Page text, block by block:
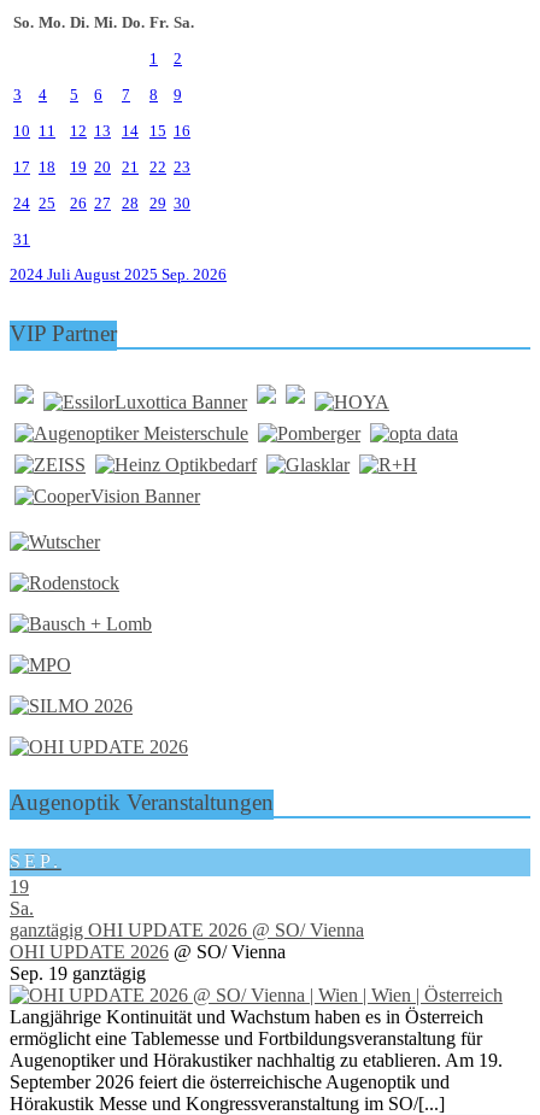
So. Mo. Di. Mi. Do. Fr. Sa.
1
2
3
4 5 6 7 8
9
10 11 12 13 14 15 16
17 18 19 20 21 22 23
24 25 26 27 28 29 30
31
2024 Juli August 2025 Sep. 2026
VIP Partner
Augenoptik Veranstaltungen
SEP.
19
Sa.
ganztägig OHI UPDATE 2026 @ SO/ Vienna
OHI UPDATE 2026 @ SO/ Vienna
Sep. 19 ganztägig
Langjährige Kontinuität und Wachstum haben es in Österreich
ermöglicht eine Tablemesse und Fortbildungsveranstaltung für
Augenoptiker und Hörakustiker nachhaltig zu etablieren. Am 19.
September 2026 feiert die österreichische Augenoptik und
Hörakustik Messe und Kongressveranstaltung im SO/[...]